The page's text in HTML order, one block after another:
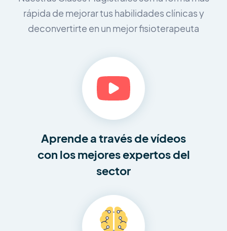
rápida de mejorar tus habilidades clínicas y
deconvertirte en un mejor fisioterapeuta
Aprende a través de vídeos
con los mejores expertos del
sector